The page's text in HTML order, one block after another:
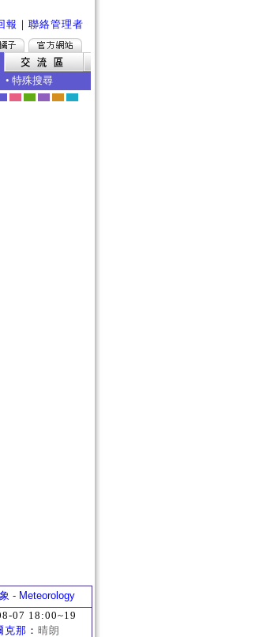
報 ｜ 聯絡管理者
• 特殊搜尋
- Meteorology
07 18:00~19
克那 ： 晴朗